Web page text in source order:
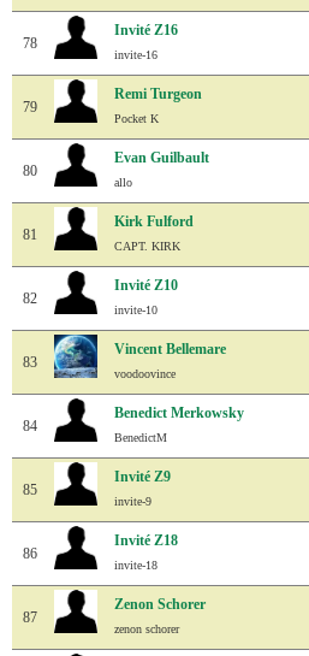
78
Invité Z16
invite-16
79
Remi Turgeon
Pocket K
80
Evan Guilbault
allo
81
Kirk Fulford
CAPT. KIRK
82
Invité Z10
invite-10
83
Vincent Bellemare
voodoovince
84
Benedict Merkowsky
BenedictM
85
Invité Z9
invite-9
86
Invité Z18
invite-18
87
Zenon Schorer
zenon schorer